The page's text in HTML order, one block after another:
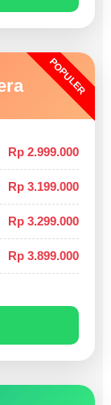
POPULER
Rp 2.999.000
Rp 3.199.000
Rp 3.299.000
Rp 3.899.000